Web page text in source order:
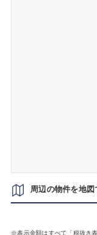
周辺の物件を地図
※表示金額はすべて「税抜き